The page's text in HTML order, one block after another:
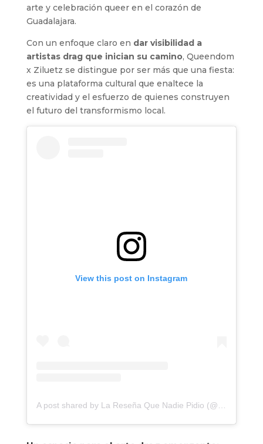
arte y celebración queer en el corazón de
Guadalajara.
Con un enfoque claro en dar visibilidad a
artistas drag que inician su camino, Queendom
x Ziluetz se distingue por ser más que una fiesta:
es una plataforma cultural que enaltece la
creatividad y el esfuerzo de quienes construyen
el futuro del transformismo local.
View this post on Instagram